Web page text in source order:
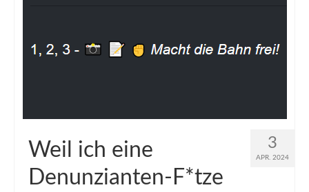
3
APR. 2024
Weil ich eine
Denunzianten-F*tze